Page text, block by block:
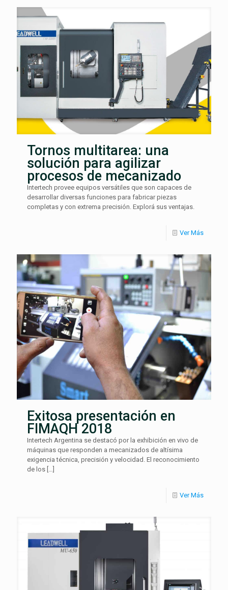
Tornos multitarea: una
solución para agilizar
procesos de mecanizado
Intertech provee equipos versátiles que son capaces de
desarrollar diversas funciones para fabricar piezas
completas y con extrema precisión. Explorá sus ventajas.
Ver Más
Exitosa presentación en
FIMAQH 2018
Intertech Argentina se destacó por la exhibición en vivo de
máquinas que responden a mecanizados de altísima
exigencia técnica, precisión y velocidad. El reconocimiento
de los […]
Ver Más